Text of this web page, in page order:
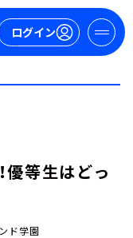
ログイン
優等生はどっ
ド学園